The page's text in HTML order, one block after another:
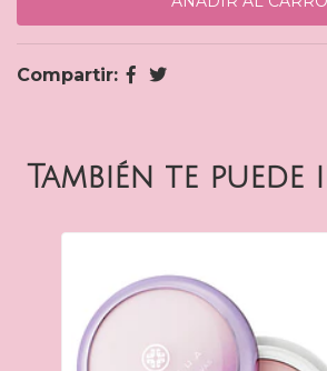
Compartir:
También te